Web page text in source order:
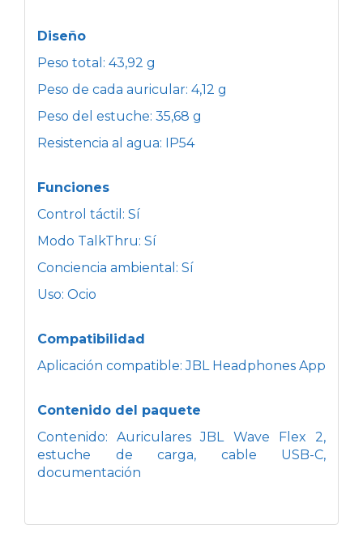
Diseño
Peso total: 43,92 g
Peso de cada auricular: 4,12 g
Peso del estuche: 35,68 g
Resistencia al agua: IP54
Funciones
Control táctil: Sí
Modo TalkThru: Sí
Conciencia ambiental: Sí
Uso: Ocio
Compatibilidad
Aplicación compatible: JBL Headphones App
Contenido del paquete
Contenido: Auriculares JBL Wave Flex 2,
estuche de carga, cable USB-C,
documentación